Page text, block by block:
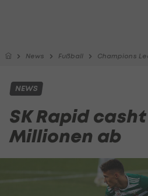
News Fußball Champions
NEWS
SK Rapid
Millionen ab